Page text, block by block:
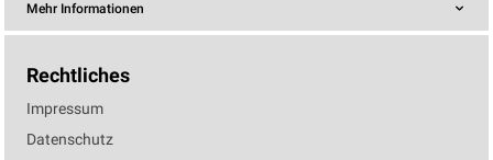
Mehr Informationen
Rechtliches
Impressum
Datenschutz